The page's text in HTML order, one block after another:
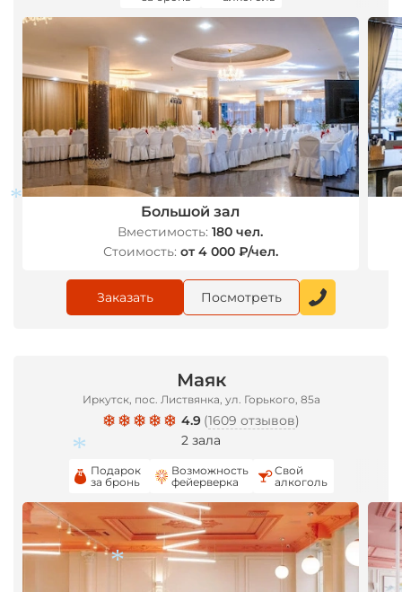
Большой зал
Вместимость: 180 чел.
Стоимость: от 4 000 ₽/чел.
Заказать Посмотреть
Маяк
Иркутск, пос. Листвянка, ул. Горького, 85а
4.9 (1609 отзывов)
2 зала
Подарок
за бронь
Возможность
фейерверка
Свой
алкоголь